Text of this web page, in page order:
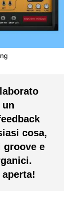
un
cosa,
groove e